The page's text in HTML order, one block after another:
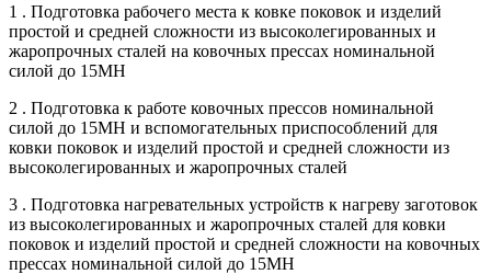
1 . Подготовка рабочего места к ковке поковок и изделий
простой и средней сложности из высоколегированных и
жаропрочных сталей на ковочных прессах номинальной
силой до 15МН
2 . Подготовка к работе ковочных прессов номинальной
силой до 15МН и вспомогательных приспособлений для
ковки поковок и изделий простой и средней сложности из
высоколегированных и жаропрочных сталей
3 . Подготовка нагревательных устройств к нагреву заготовок
из высоколегированных и жаропрочных сталей для ковки
поковок и изделий простой и средней сложности на ковочных
прессах номинальной силой до 15МН